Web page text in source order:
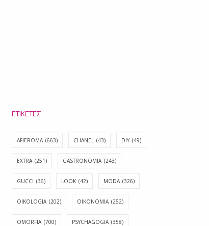
ΕΤΙΚΈΤΕΣ
AFIEROMA (663) CHANEL (43) DIY (49)
EXTRA (251) GASTRONOMIA (243)
GUCCI (36) LOOK (42) MODA (326)
OIKOLOGIA (202) OIKONOMIA (252)
OMORFIA (700) PSYCHAGOGIA (358)